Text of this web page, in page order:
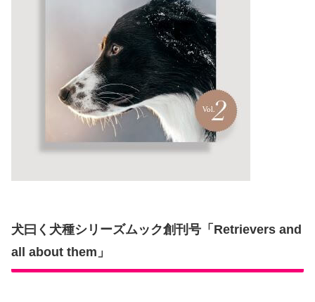
犬曰く犬種シリーズムック創刊号「Retrievers and
all about them」